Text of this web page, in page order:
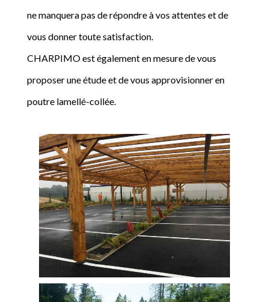
ne manquera pas de répondre à vos attentes et de
vous donner toute satisfaction.
CHARPIMO est également en mesure de vous
proposer une étude et de vous approvisionner en
poutre lamellé-collée.